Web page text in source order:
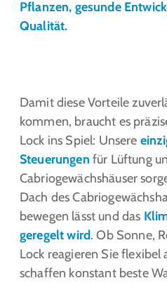
Pflanzen, gesunde
Qualität.
Damit diese Vorteile
kommen, braucht es
Lock ins Spiel: Unsere
Steuerungen für Lüftung
Cabriogewächshäuser
Dach des
bewegen lässt und das
geregelt wird. Ob Sonne,
Lock reagieren Sie flexibel
schaffen konstant beste